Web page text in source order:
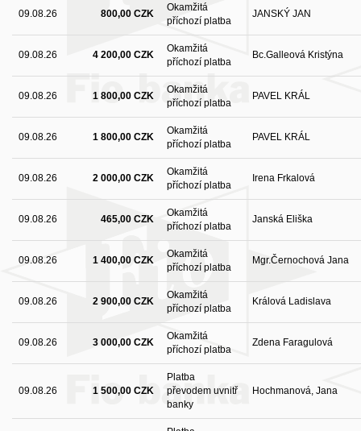
09.08.26 800,00 CZK
Okamžitá
příchozí platba
JANSKÝ JAN
09.08.26 4 200,00 CZK
Okamžitá
příchozí platba
Bc.Galleová Kristýna
09.08.26 1 800,00 CZK
Okamžitá
příchozí platba
PAVEL KRÁL
09.08.26 1 800,00 CZK
Okamžitá
příchozí platba
PAVEL KRÁL
09.08.26 2 000,00 CZK
Okamžitá
příchozí platba
Irena Frkalová
09.08.26 465,00 CZK
Okamžitá
příchozí platba
Janská Eliška
09.08.26 1 400,00 CZK
Okamžitá
příchozí platba
Mgr.Černochová Jana
09.08.26 2 900,00 CZK
Okamžitá
příchozí platba
Králová Ladislava
09.08.26 3 000,00 CZK
Okamžitá
příchozí platba
Zdena Faragulová
09.08.26 1 500,00 CZK
Platba
převodem uvnitř
banky
Hochmanová, Jana